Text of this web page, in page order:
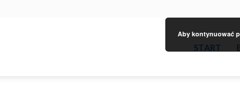
START
Aby kontynuować